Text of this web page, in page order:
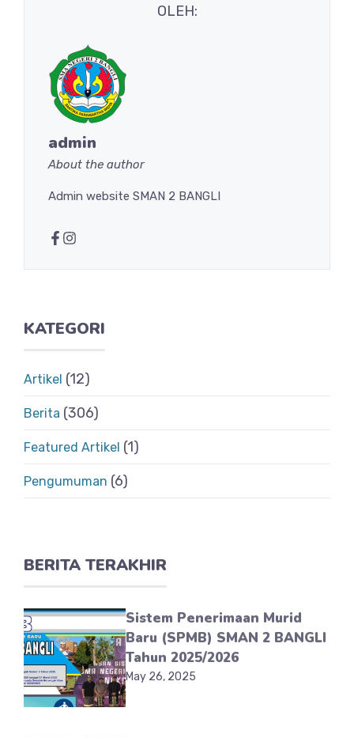
OLEH:
admin
About the author
Admin website SMAN 2 BANGLI
KATEGORI
Artikel (12)
Berita (306)
Featured Artikel (1)
Pengumuman (6)
BERITA TERAKHIR
Sistem Penerimaan Murid
Baru (SPMB) SMAN 2 BANGLI
Tahun 2025/2026
May 26, 2025